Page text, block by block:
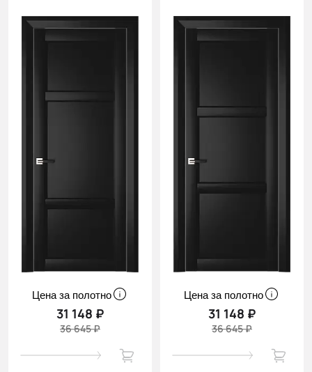
Цена за полотно
31 148 ₽
36 645 ₽
Цена за полотно
31 148 ₽
36 645 ₽